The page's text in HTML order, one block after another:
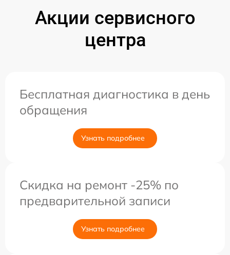
Акции сервисного
центра
Бесплатная диагностика в день
обращения
Узнать подробнее
Скидка на ремонт -25% по
предварительной записи
Узнать подробнее